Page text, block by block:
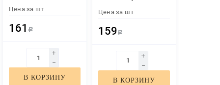
28022-06-1.0)
Цена за шт
161 Р
В КОРЗИНУ
28022-05-0.8)
Цена за шт
159 Р
В КОРЗИНУ